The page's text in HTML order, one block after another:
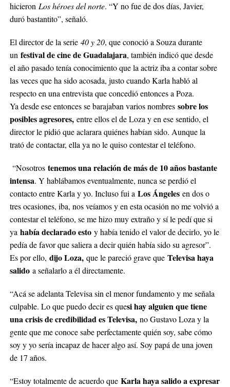
hicieron Los héroes del norte. “Y no fue de dos días, Javier,
duró bastantito”, señaló.
El director de la serie 40 y 20, que conoció a Souza durante
un festival de cine de Guadalajara, también indicó que desde
el año pasado tenía conocimiento que la actriz iba a contar sobre
las veces que ha sido acosada, justo cuando Karla habló al
respecto en una entrevista que concedió entonces a Poza.
Ya desde ese entonces se barajaban varios nombres sobre los
posibles agresores,entre ellos el de Loza y en ese sentido, el
director le pidió que aclarara quiénes habían sido. Aunque la
trató de contactar, ella ya no le quiso contestar el teléfono.
“Nosotros tenemos una relación de más de 10 años bastante
intensa. Y hablábamos eventualmente, nunca se perdió el
contacto entre Karla y yo. Incluso fui a Los Ángeles en dos o
tres ocasiones, iba, nos veíamos y en esta ocasión no me volvió a
contestar el teléfono, se me hizo muy extraño y sí le pedí que si
ya había declarado esto y había tenido el valor de decirlo, yo le
pedía de favor que saliera a decir quién había sido su agresor”.
Es por ello, dijo Loza,que le pareció grave que Televisa haya
salidoa señalarlo a él directamente.
“Acá se adelanta Televisa sin el menor fundamento y me señala
culpable. Lo que puedo decir es quesi hay alguien que tiene
una crisis de credibilidad es Televisa,no Gustavo Loza y la
gente que me conoce sabe perfectamente quién soy, sabe cómo
soy y yo sería incapaz de hacer algo así. Soy papá de una joven
de 17 años.
“Estoy totalmente de acuerdo que Karla haya salido a expresar